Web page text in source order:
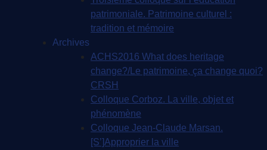
patrimoniale. Patrimoine culturel :
tradition et mémoire
Archives
ACHS2016 What does heritage
change?/Le patrimoine, ça change quoi?
CRSH
Colloque Corboz. La ville, objet et
phénomène
Colloque Jean-Claude Marsan.
[S’]Approprier la ville